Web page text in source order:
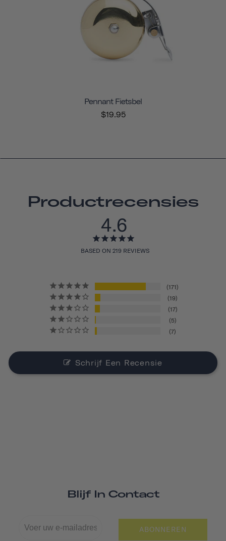
Pennant Fietsbel
$19.95
Productrecensies
4.6
BASED ON 219 REVIEWS
171
19
17
5
7
Schrijf Een Recensie
Blijf In Contact
ABONNEREN